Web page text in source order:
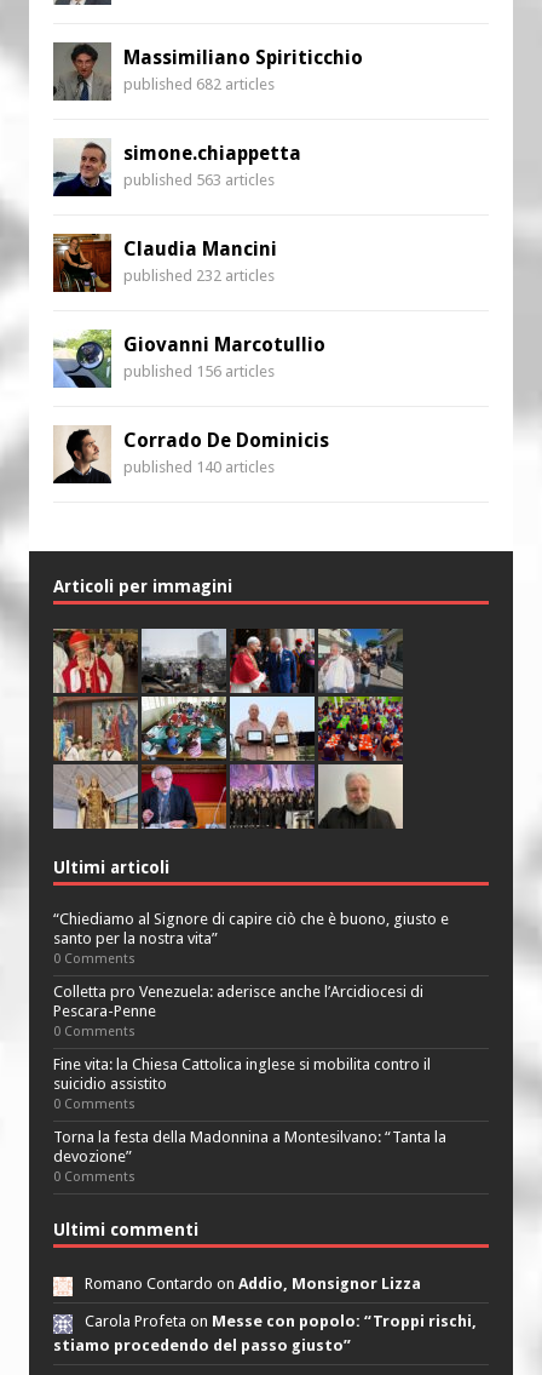
Massimiliano Spiriticchio
published 682 articles
simone.chiappetta
published 563 articles
Claudia Mancini
published 232 articles
Giovanni Marcotullio
published 156 articles
Corrado De Dominicis
published 140 articles
Articoli per immagini
Ultimi articoli
“Chiediamo al Signore di capire ciò che è buono, giusto e
santo per la nostra vita”
0 Comments
Colletta pro Venezuela: aderisce anche l’Arcidiocesi di
Pescara-Penne
0 Comments
Fine vita: la Chiesa Cattolica inglese si mobilita contro il
suicidio assistito
0 Comments
Torna la festa della Madonnina a Montesilvano: “Tanta la
devozione”
0 Comments
Ultimi commenti
Romano Contardo on Addio, Monsignor Lizza
Carola Profeta on Messe con popolo: “Troppi rischi,
stiamo procedendo del passo giusto”